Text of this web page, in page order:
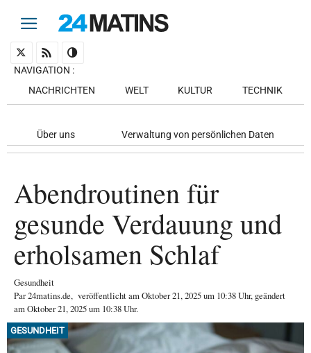
NAVIGATION :
NACHRICHTEN
WELT KULTUR TECHNIK
Über uns Verwaltung von persönlichen Daten
Abendroutinen für
gesunde Verdauung und
erholsamen Schlaf
Gesundheit
Par24matins.de, veröffentlicht amOktober 21, 2025um 10:38 Uhr, geändert
am Oktober 21, 2025 um 10:38 Uhr.
GESUNDHEIT